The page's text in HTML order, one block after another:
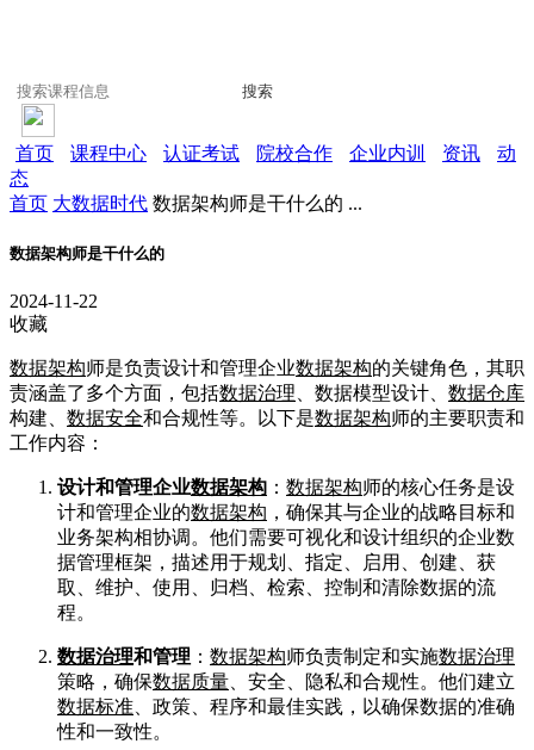
搜索
首页 课程中心 认证考试 院校合作 企业内训 资讯
动
态
首页 大数据时代 数据架构师是干什么的 ...
数据架构师是干什么的
2024-11-22
收藏
数据架构师是负责设计和管理企业数据架构的关键角色，其职
责涵盖了多个方面，包括数据治理 、数据模型设计、 数据仓库
构建、 数据安全和合规性等。以下是数据架构师的主要职责和
工作内容：
设计和管理企业数据架构 ： 数据架构师的核心任务是设
计和管理企业的数据架构 ，确保其与企业的战略目标和
业务架构相协调 。他们需要可视化和设计组织的企业数
据管理框架，描述用于规划、指定、启用、创建、获
取、维护、使用、归档、检索、控制和清除数据的流
程。
数据治理和管理 ： 数据架构师负责制定和实施数据治理
策略，确保数据质量 、安全、隐私和合规性。他们建立
数据标准 、政策、程序和最佳实践，以确保数据的准确
性和一致性。